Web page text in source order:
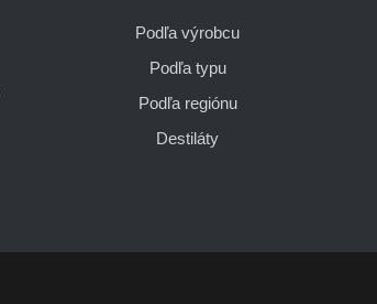
Podľa výrobcu
Podľa typu
Podľa regiónu
Destiláty